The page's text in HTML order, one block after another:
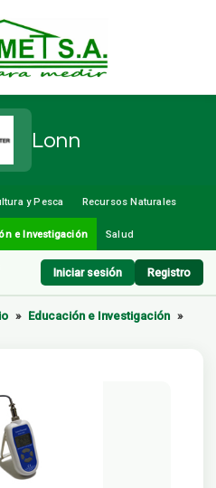
Lonn
y Pesca Recursos Naturales
e Investigación Salud
Iniciar sesión Registro
» Educación e Investigación »